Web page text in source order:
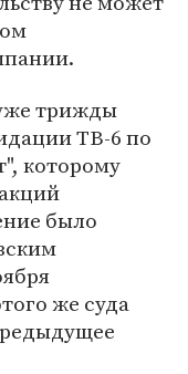
трижды
ТВ-6 по
которому
было
же суда